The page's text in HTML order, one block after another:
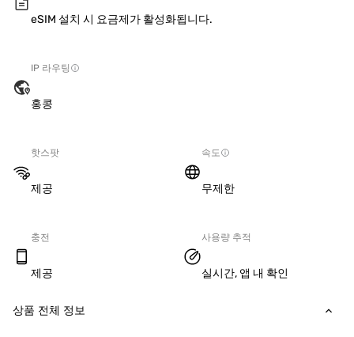
eSIM 설치 시 요금제가 활성화됩니다.
IP 라우팅
홍콩
핫스팟
제공
속도
무제한
충전
제공
사용량 추적
실시간, 앱 내 확인
상품 전체 정보